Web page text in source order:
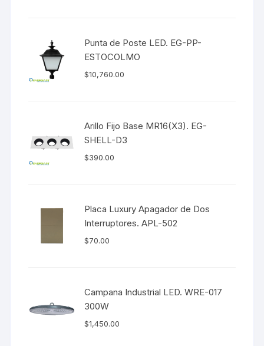
Punta de Poste LED. EG-PP-
ESTOCOLMO
$10,760.00
Arillo Fijo Base MR16(X3). EG-
SHELL-D3
$390.00
Placa Luxury Apagador de Dos
Interruptores. APL-502
$70.00
Campana Industrial LED. WRE-017
300W
$1,450.00